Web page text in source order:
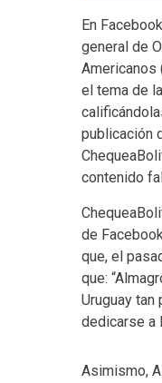
En
general de
Americanos
el tema de
publicación
contenido
de
que, el
que:
Uruguay tan
dedicarse a
Asimismo,